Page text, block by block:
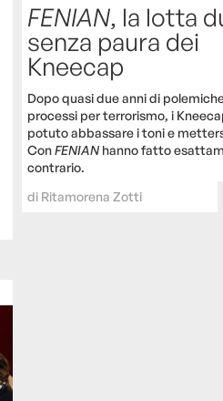
FENIAN, la lotta
senza paura dei
Kneecap
Dopo quasi due anni di
processi per terrorismo, i
potuto abbassare i toni e
ConFENIANhanno fatto
contrario.
di Ritamorena Zotti